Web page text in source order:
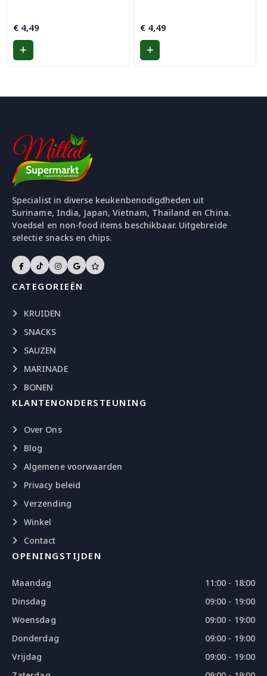
€ 4,49 €4,49
Specialist in diverse keukenbenodigdheden uit
Suriname, India, Japan, Vietnam, Thailand en China.
Voedsel en non-food items beschikbaar. Uitgebreide
selectie snacks en chips.
CATEGORIEËN
KRUIDEN
SNACKS
SAUZEN
MARINADE
BONEN
KLANTENONDERSTEUNING
Over Ons
Blog
Algemene voorwaarden
Privacy beleid
Verzending
Winkel
Contact
OPENINGSTIJDEN
Maandag
11:00 - 18:00
Dinsdag
09:00 - 19:00
Woensdag
09:00 - 19:00
Donderdag
09:00 - 19:00
Vrijdag
09:00 - 19:00